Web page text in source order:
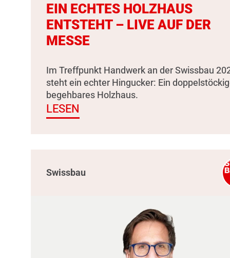
EIN ECHTES HOLZHAUS
ENTSTEHT – LIVE AUF DER
MESSE
Im Treffpunkt Handwerk an der Swissbau
steht ein echter Hingucker: Ein
begehbares Holzhaus.
LESEN
Swissbau